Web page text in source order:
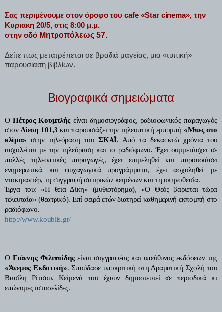
Σας περιμένουμε στον όροφο του cafe «Star cinema», την
Κυριακη 20/5, στις 8:00 μ.μ.
στην οδό Μητροπόλεως 57.
Δείτε πως μετατρέπεται σε βραδιά μαγείας, μια «τυπική»
παρουσίαση βιβλίων.
Βιογραφικά σημειώματα
ΟΠέτρος Κουμπλήςείναι δημοσιογράφος, ραδιοφωνικός παραγωγός
στονΔίεση 101,3 και παρουσιάζει την τηλεοπτική εμπομπή «Μπες στο
κλίμα» στην τηλεόραση τουΣΚΑΪ. Από τα δεκαοκτώ χρόνια του
ασχολείται με την τηλεόραση και το ραδιόφωνο. Έχει συμμετάσχει σε
πολλές τηλεοπτικές παραγωγές, έχει επιμεληθεί και παρουσιάσει
ενημερωτικά και ψυχαγωγικά προγράμματα, έχει ασχοληθεί με
ντοκιμαντέρ, τη συγγραφή σατιρικών κειμένων και τη σκηνοθεσία.
Έργα του: «Η θεία Δίκη» (μυθιστόρημα), «Ο Θεός βαριέται τώρα
τελευταία» (θεατρικό). Επί σειρά ετών διατηρεί καθημερινή εκπομπή στο
ραδιόφωνο.
http://www.koublis.gr/
ΟΓιάννης Φιλιππίδηςείναι συγγραφέας και υπεύθυνος εκδόσεων της
«Άνεμος Εκδοτική». Σπούδασε υποκριτική στη Δραματική Σχολή του
Βασίλη Ρίτσου. Κείμενά του έχουν δημοσιευτεί σε περιοδικά κι
επώνυμες ιστοσελίδες.